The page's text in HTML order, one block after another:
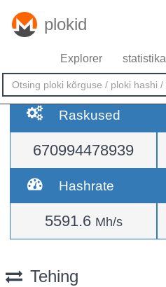
plokid
Explorer statistika
Raskused
670994478939
Hashrate
5591.6 Mh/s
Tehing